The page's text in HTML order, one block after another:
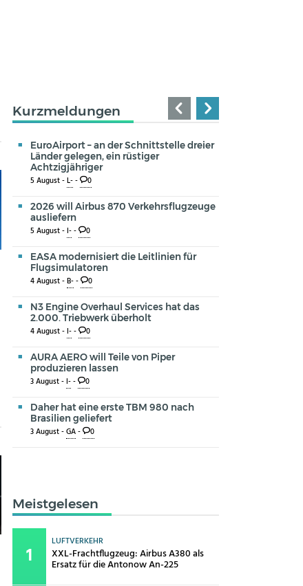
Kurzmeldungen
EuroAirport – an der Schnittstelle dreier
Länder gelegen, ein rüstiger
Achtzigjähriger
5 August -L-- 0
2026 will Airbus 870 Verkehrsflugzeuge
ausliefern
5 August -I-- 0
EASA modernisiert die Leitlinien für
Flugsimulatoren
4 August -B-- 0
N3 Engine Overhaul Services hat das
2.000. Triebwerk überholt
4 August -I-- 0
AURA AERO will Teile von Piper
produzieren lassen
3 August -I-- 0
Daher hat eine erste TBM 980 nach
Brasilien geliefert
3 August -GA- 0
Meistgelesen
LUFTVERKEHR
XXL-Frachtflugzeug: Airbus A380 als
Ersatz für die Antonow An-225